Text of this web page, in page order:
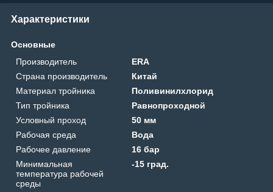
Характеристики
Основные
Производитель
ERA
Страна производитель
Китай
Материал тройника
Поливинилхлорид
Тип тройника
Равнопроходной
Условный проход
50 мм
Рабочая среда
Вода
Рабочее давление
16 бар
Минимальная
температура рабочей
среды
-15 град.